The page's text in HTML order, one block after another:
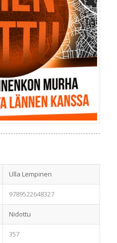
Ulla Lempinen
9789522648327
Nidottu
357